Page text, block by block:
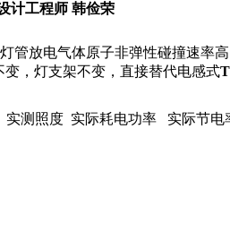
计工程师 韩俭荣
管放电气体原子非弹性碰撞速率
，灯支架不变，直接替代电感式
实测照度 实际耗电功率
实际节电